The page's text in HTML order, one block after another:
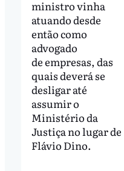
ministro vinha
atuando desde
então como
advogado
de empresas, das
quais deverá se
desligar até
assumir o
Ministério da
Justiça no lugar de
Flávio Dino.